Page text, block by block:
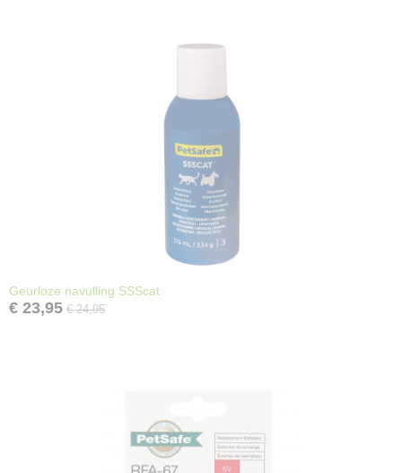
Geurloze navulling SSScat
€ 23,95 € 24,95